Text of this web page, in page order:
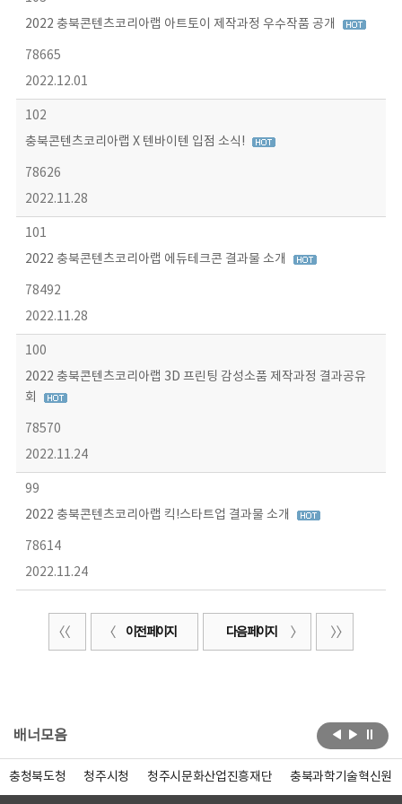
2022 충북콘텐츠코리아랩 아트토이 제작과정 우수작품 공개
78665
2022.12.01
102
충북콘텐츠코리아랩 X 텐바이텐 입점 소식!
78626
2022.11.28
101
2022 충북콘텐츠코리아랩 에듀테크콘 결과물 소개
78492
2022.11.28
100
2022 충북콘텐츠코리아랩 3D 프린팅 감성소품 제작과정 결과공유
회
78570
2022.11.24
99
2022 충북콘텐츠코리아랩 킥!스타트업 결과물 소개
78614
2022.11.24
이전 페이지 다음 페이지
배너모음
충청북도청 청주시청 청주시문화산업진흥재단 충북과학기술혁신원